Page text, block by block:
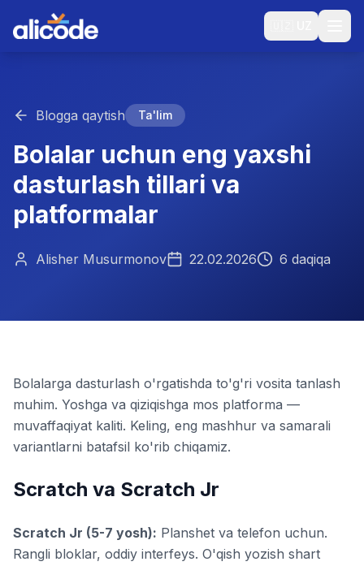
Blogga qaytish Ta'lim
Bolalar uchun eng yaxshi
dasturlash tillari va
platformalar
Alisher Musurmonov 22.02.2026 6 daqiqa
Bolalarga dasturlash o'rgatishda to'g'ri vosita tanlash
muhim. Yoshga va qiziqishga mos platforma —
muvaffaqiyat kaliti. Keling, eng mashhur va samarali
variantlarni batafsil ko'rib chiqamiz.
Scratch va Scratch Jr
Scratch Jr (5-7 yosh): Planshet va telefon uchun.
Rangli bloklar, oddiy interfeys. O'qish yozish shart